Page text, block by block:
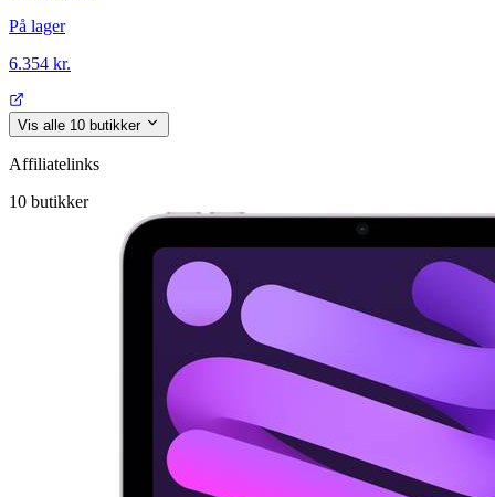
På lager
6.354 kr.
Vis alle 10 butikker
Affiliatelinks
10 butikker